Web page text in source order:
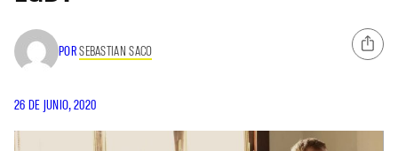
PORSEBASTIAN SACO
26 DE JUNIO, 2020